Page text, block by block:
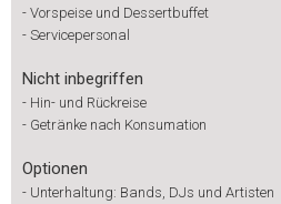
- Vorspeise und Dessertbuffet
- Servicepersonal
Nicht inbegriffen
- Hin- und Rückreise
- Getränke nach Konsumation
Optionen
- Unterhaltung: Bands, DJs und Artisten